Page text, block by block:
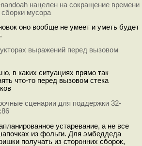
нацелен на сокращение времени
мусора
оно вообще не умеет и уметь будет
выражений перед вызовом
в каких ситуациях прямо так
что-то перед вызовом стека
сценарии для поддержки 32-
устаревание, а не все
из фольги. Для эмбеддеда
получать из сторонних сборок,